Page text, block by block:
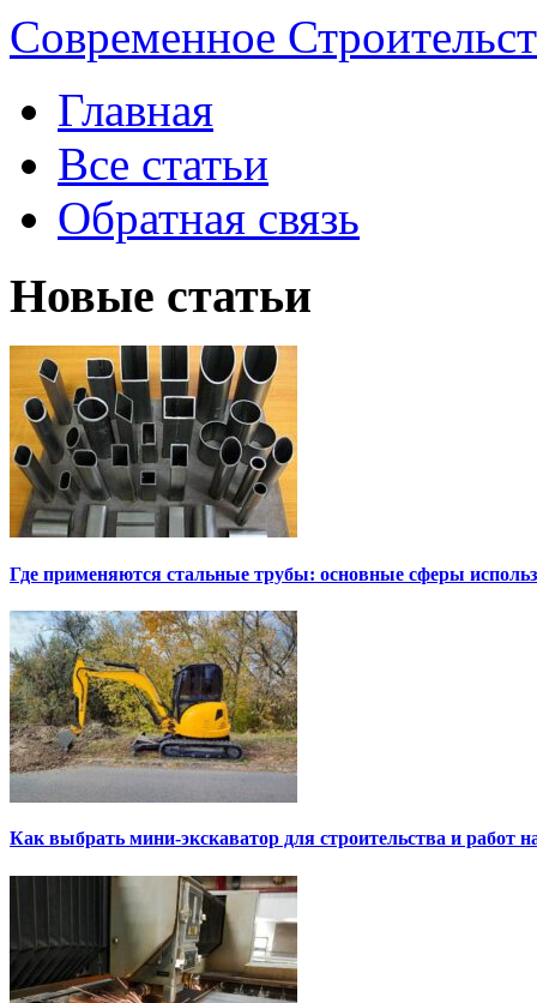
Современное
Главная
Все статьи
Обратная связь
Новые статьи
Где применяются стальные трубы: основные сферы
Как выбрать мини-экскаватор для строительства и работ